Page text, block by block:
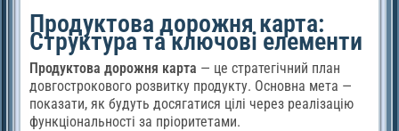
Продуктова дорожня карта:
Структура та ключові елементи
Продуктова дорожня карта — це стратегічний план
довгострокового розвитку продукту. Основна мета —
показати, як будуть досягатися цілі через реалізацію
функціональності за пріоритетами.